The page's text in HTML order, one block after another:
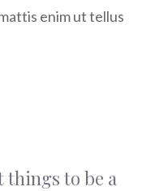
enim ut tellus
things to be a